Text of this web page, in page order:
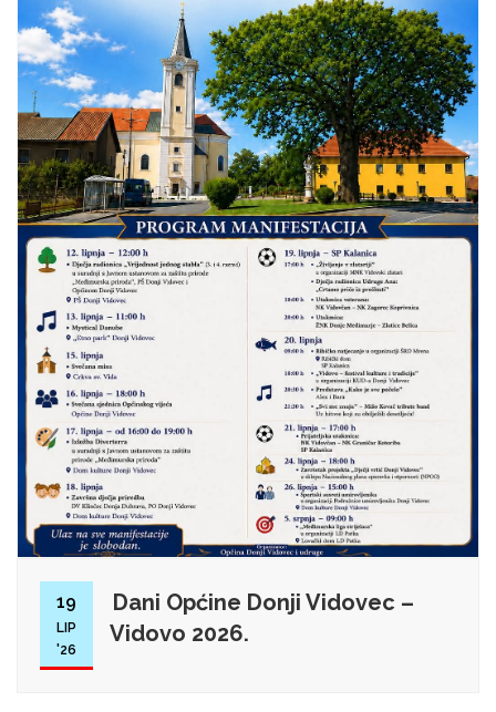
19
LIP
'26
Dani Općine Donji Vidovec –
Vidovo 2026.